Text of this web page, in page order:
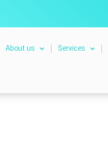
About us Services